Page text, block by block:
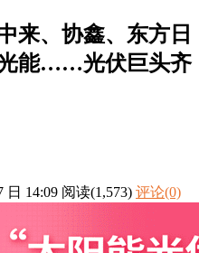
来、协鑫、东方日
能……光伏巨头齐
日 14:09 阅读(1,573) 评论(0)